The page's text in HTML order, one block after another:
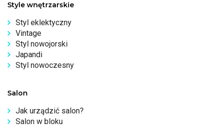
Style wnętrzarskie
Styl eklektyczny
Vintage
Styl nowojorski
Japandi
Styl nowoczesny
Salon
Jak urządzić salon?
Salon w bloku